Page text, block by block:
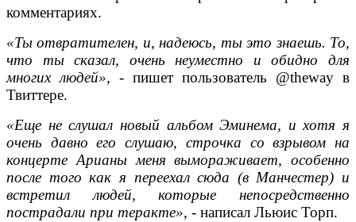
комментариях.
«Ты отвратителен, и, надеюсь, ты это знаешь. То,
что ты сказал, очень неуместно и обидно для
многих людей», - пишет пользователь @theway в
Твиттере.
«Еще не слушал новый альбом Эминема, и хотя я
очень давно его слушаю, строчка со взрывом на
концерте Арианы меня вымораживает, особенно
после того как я переехал сюда (в Манчестер) и
встретил людей, которые непосредственно
пострадали при теракте», - написал Льюис Торп.